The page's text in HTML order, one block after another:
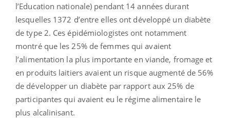
l’Education nationale) pendant 14 années durant
lesquelles 1372 d’entre elles ont développé un diabète
de type 2. Ces épidémiologistes ont notamment
montré que les 25% de femmes qui avaient
l’alimentation la plus importante en viande, fromage et
en produits laitiers avaient un risque augmenté de 56%
de développer un diabète par rapport aux 25% de
participantes qui avaient eu le régime alimentaire le
plus alcalinisant.